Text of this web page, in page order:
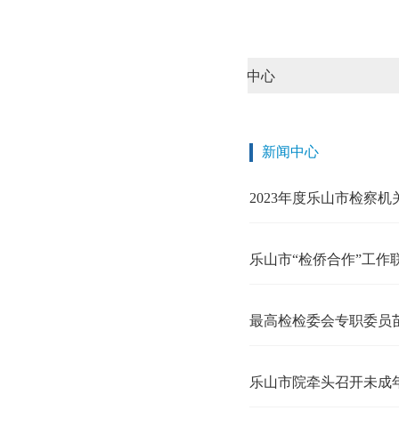
2023年度乐山市检察机关检察理论研究盘点
乐山市“检侨合作”工作联席会在市检察院召开
最高检检委会专职委员苗生明来川专题调研轻罪治理暨高质效
乐山市院牵头召开未成年人检察社会支持体系建设研讨会暨全